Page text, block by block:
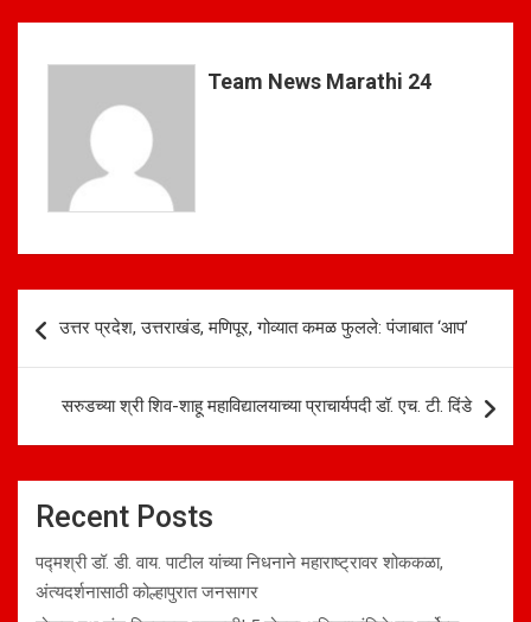
A
p
p
o
o
k
Team News Marathi 24
navigation
उत्तर प्रदेश, उत्तराखंड, मणिपूर, गोव्यात कमळ फुलले: पंजाबात ‘आप’
सरुडच्या श्री शिव-शाहू महाविद्यालयाच्या प्राचार्यपदी डॉ. एच. टी. दिंडे
Recent Posts
पद्मश्री डॉ. डी. वाय. पाटील यांच्या निधनाने महाराष्ट्रावर शोककळा,
अंत्यदर्शनासाठी कोल्हापुरात जनसागर